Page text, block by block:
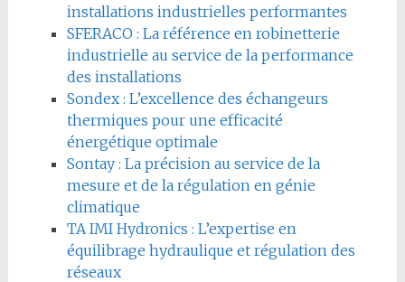
installations industrielles performantes
SFERACO : La référence en robinetterie
industrielle au service de la performance
des installations
Sondex : L’excellence des échangeurs
thermiques pour une efficacité
énergétique optimale
Sontay : La précision au service de la
mesure et de la régulation en génie
climatique
TA IMI Hydronics : L’expertise en
équilibrage hydraulique et régulation des
réseaux